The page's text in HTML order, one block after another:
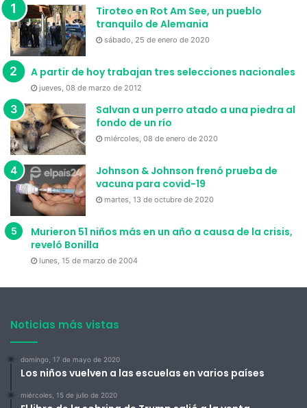
Tiroteo en Rot Am See, un pueblo
tranquilo de Alemania
sábado, 25 de enero de 2020
A partir de hoy trabajan tres selecciones nacionales
jueves, 08 de marzo de 2012
Salvan a un perro atado a una piedra al
fondo de un río
miércoles, 08 de enero de 2020
Johnson & Johnson frenó prueba de
vacuna para covid-19
martes, 13 de octubre de 2020
Murieron 51 niños más en un año a causa de la crisis,
reveló Bonilla
lunes, 15 de marzo de 2004
Noticias más vistas
domingo, 17 de mayo de 2020
Los niños vuelven a las escuelas en varios países
miércoles, 15 de julio de 2020